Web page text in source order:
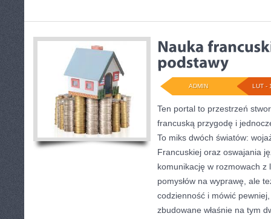
LUT -
ADMIN
Ten portal to przestrzeń
francuską przygodę i
To miks dwóch światów:
Francuskiej oraz oswajania
komunikację w rozmowach z
pomysłów na wyprawę, ale
codzienność i mówić
zbudowane właśnie na tym